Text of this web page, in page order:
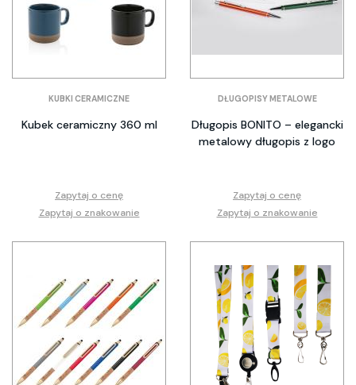
KUBKI CERAMICZNE
Kubek ceramiczny 360 ml
Zapytaj o cenę
Zapytaj o znakowanie
DŁUGOPISY METALOWE
Długopis BONITO – elegancki
metalowy długopis z logo
Zapytaj o cenę
Zapytaj o znakowanie